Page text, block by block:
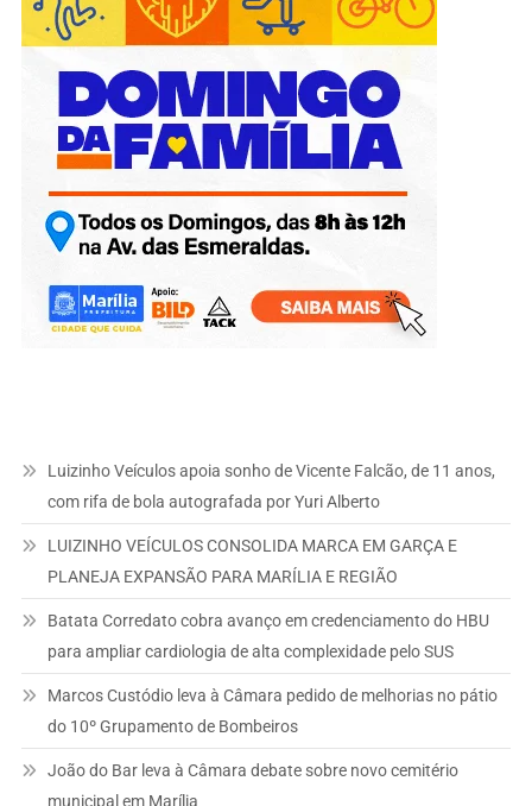
Luizinho Veículos apoia sonho de Vicente Falcão, de 11 anos,
com rifa de bola autografada por Yuri Alberto
LUIZINHO VEÍCULOS CONSOLIDA MARCA EM GARÇA E
PLANEJA EXPANSÃO PARA MARÍLIA E REGIÃO
Batata Corredato cobra avanço em credenciamento do HBU
para ampliar cardiologia de alta complexidade pelo SUS
Marcos Custódio leva à Câmara pedido de melhorias no pátio
do 10º Grupamento de Bombeiros
João do Bar leva à Câmara debate sobre novo cemitério
municipal em Marília